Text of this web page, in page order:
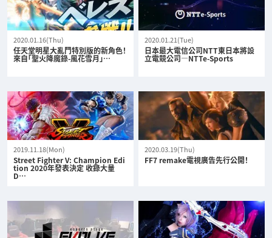
2020.01.16(Thu)
任天堂明星大亂鬥特別版的新角色！
來自「聖火降魔錄-風花雪月」…
2020.01.21(Tue)
日本最大電信公司NTT東日本將設
立電競公司—NTTe-Sports
2019.11.18(Mon)
Street Fighter V: Champion Edi
tion 2020年發表決定 收錄大量
D…
2020.03.19(Thu)
FF7 remake電視廣告先行公開！